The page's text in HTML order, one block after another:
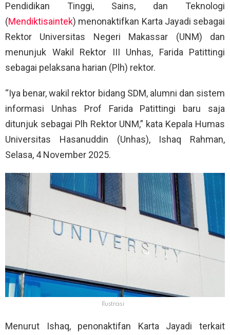
Pendidikan Tinggi, Sains, dan Teknologi
(Mendiktisaintek) menonaktifkan Karta Jayadi sebagai
Rektor Universitas Negeri Makassar (UNM) dan
menunjuk Wakil Rektor III Unhas, Farida Patittingi
sebagai pelaksana harian (Plh) rektor.
“Iya benar, wakil rektor bidang SDM, alumni dan sistem
informasi Unhas Prof Farida Patittingi baru saja
ditunjuk sebagai Plh Rektor UNM,” kata Kepala Humas
Universitas Hasanuddin (Unhas), Ishaq Rahman,
Selasa, 4 November 2025.
Ilustrasi
Menurut Ishaq, penonaktifan Karta Jayadi terkait